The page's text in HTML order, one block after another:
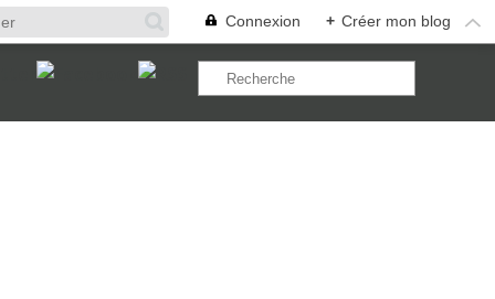
Connexion + Créer mon blog